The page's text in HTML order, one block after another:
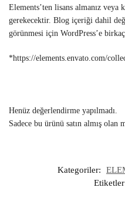
Elements’ten lisans almanız
gerekecektir. Blog içeriği dahil
görünmesi için WordPress’e
*https://elements.envato.com/
Henüz değerlendirme yapılmadı.
Sadece bu ürünü satın almış
Kategoriler: